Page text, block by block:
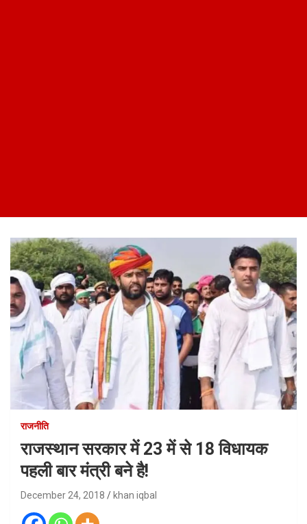
राजनीति
राजस्थान सरकार में 23 में से 18 विधायक
पहली बार मंत्री बने है!
December 24, 2018 khan iqbal